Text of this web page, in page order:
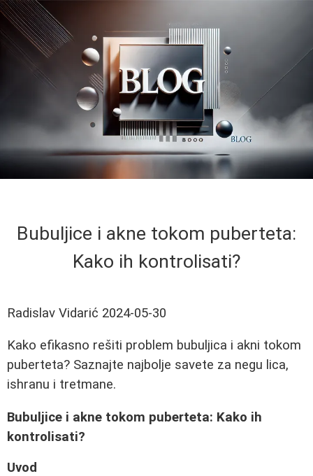
Bubuljice i akne tokom puberteta:
Kako ih kontrolisati?
Radislav Vidarić 2024-05-30
Kako efikasno rešiti problem bubuljica i akni tokom
puberteta? Saznajte najbolje savete za negu lica,
ishranu i tretmane.
Bubuljice i akne tokom puberteta: Kako ih
kontrolisati?
Uvod